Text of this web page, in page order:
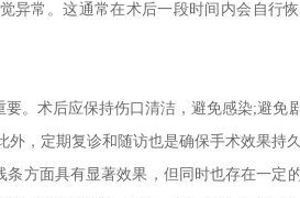
异常。这通常在术后一段时间内会自行
。术后应保持伤口清洁，避免感染;避免
，定期复诊和随访也是确保手术效果持久
方面具有显著效果，但同时也存在一定